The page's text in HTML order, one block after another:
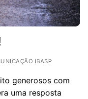
IBASP
generosos com
uma resposta